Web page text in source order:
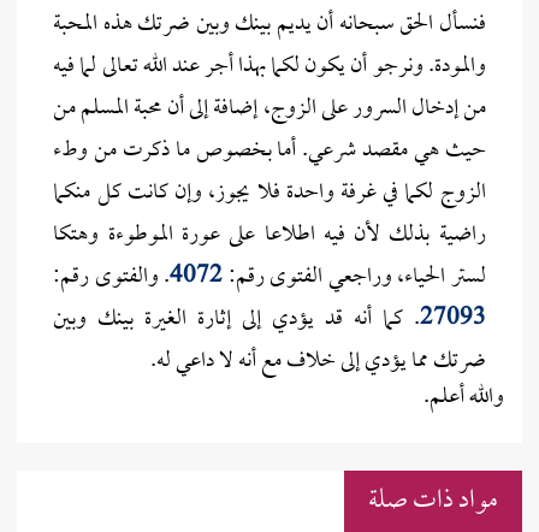
فنسأل الحق سبحانه أن يديم بينك وبين ضرتك هذه المحبة
والمودة. ونرجو أن يكون لكما بهذا أجر عند الله تعالى لما فيه
من إدخال السرور على الزوج، إضافة إلى أن محبة المسلم من
حيث هي مقصد شرعي. أما بخصوص ما ذكرت من وطء
الزوج لكما في غرفة واحدة فلا يجوز، وإن كانت كل منكما
راضية بذلك لأن فيه اطلاعا على عورة الموطوءة وهتكا
لستر الحياء، وراجعي الفتوى رقم:4072. والفتوى رقم:
27093. كما أنه قد يؤدي إلى إثارة الغيرة بينك وبين
ضرتك مما يؤدي إلى خلاف مع أنه لا داعي له.
والله أعلم.
مواد ذات صلة